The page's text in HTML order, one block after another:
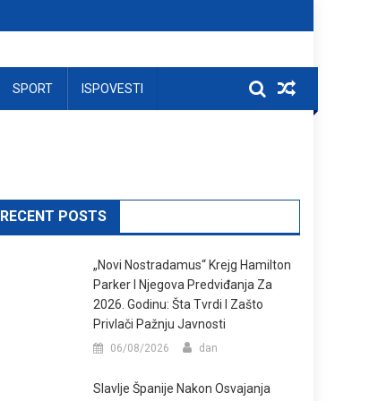
SPORT ISPOVESTI
RECENT POSTS
„Novi Nostradamus“ Krejg Hamilton
Parker I Njegova Predviđanja Za
2026. Godinu: Šta Tvrdi I Zašto
Privlači Pažnju Javnosti
06/08/2026 dan
Slavlje Španije Nakon Osvajanja